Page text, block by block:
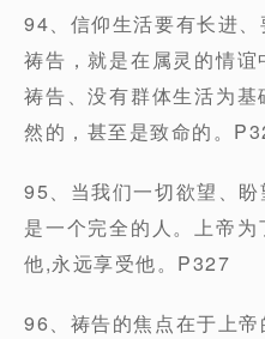
94、信仰生活要有长进
祷告，就是在属灵的情
祷告、没有群体生活为
然的，甚至是致命的。
95、当我们一切欲望、
是一个完全的人。上帝
他,永远享受他。P327
96、祷告的焦点在于上